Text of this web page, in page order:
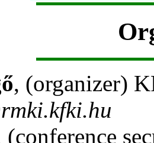
, (organizer)
(conference